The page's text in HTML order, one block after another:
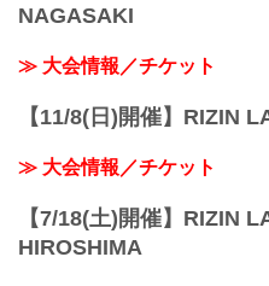
NAGASAKI
≫ 大会情報／チケット
【11/8(日)開催】RIZIN
≫ 大会情報／チケット
【7/18(土)開催】RIZIN
HIROSHIMA